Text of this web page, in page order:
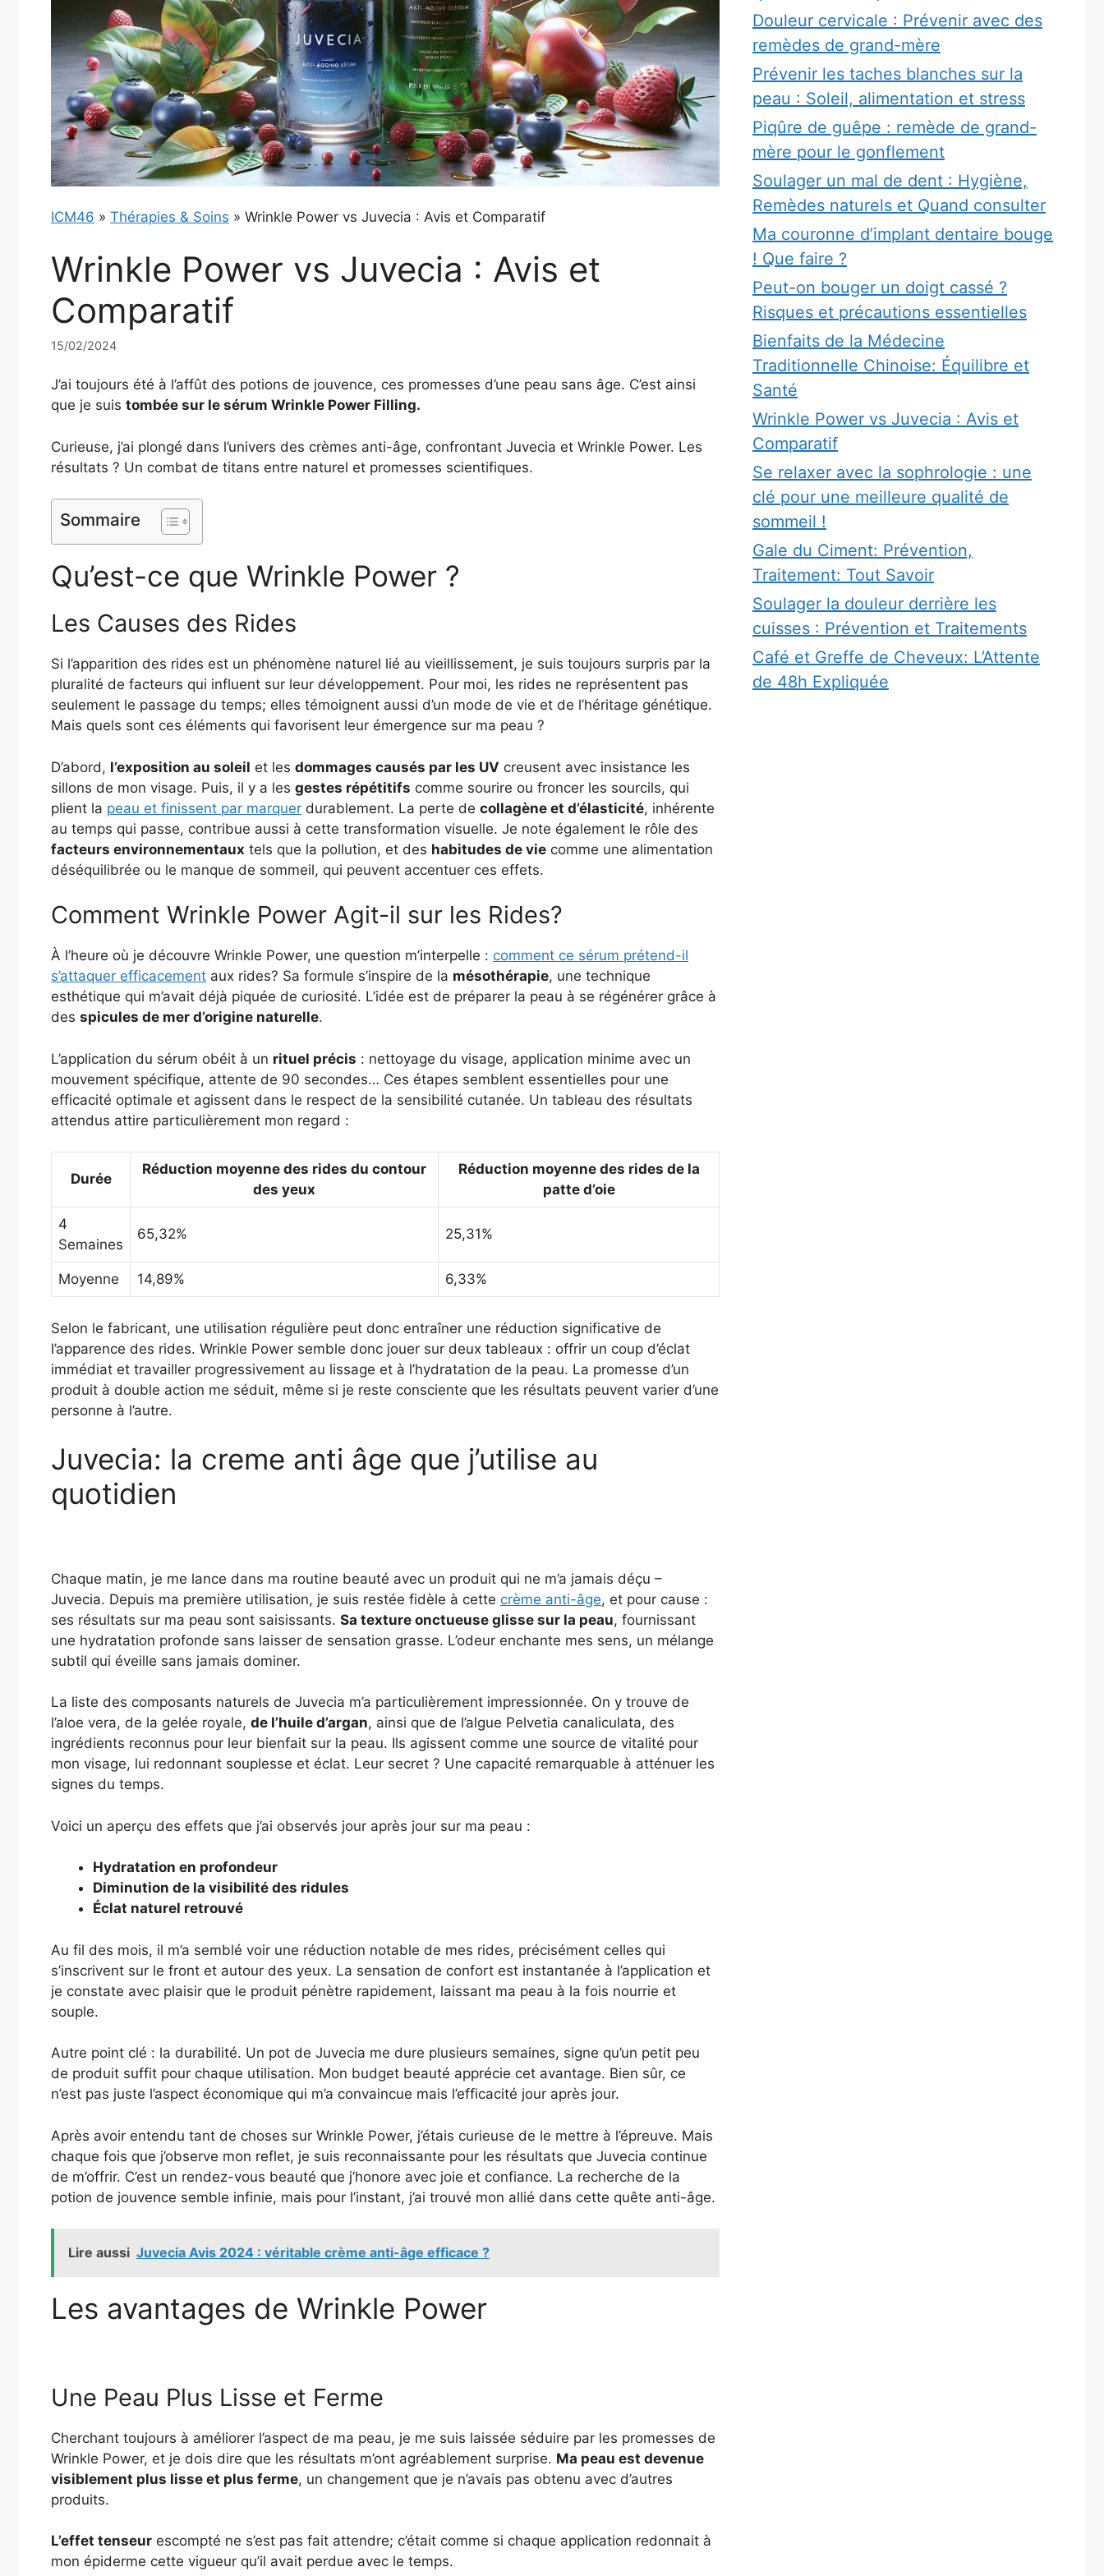
ICM46 » Thérapies & Soins » Wrinkle Power vs Juvecia : Avis et Comparatif
Wrinkle Power vs Juvecia : Avis et
Comparatif
15/02/2024
J’ai toujours été à l’affût des potions de jouvence, ces promesses d’une peau sans âge. C’est ainsi
que je suis tombée sur le sérum Wrinkle Power Filling.
Curieuse, j’ai plongé dans l’univers des crèmes anti-âge, confrontant Juvecia et Wrinkle Power. Les
résultats ? Un combat de titans entre naturel et promesses scientifiques.
Sommaire
Qu’est-ce que Wrinkle Power ?
Les Causes des Rides
Si l’apparition des rides est un phénomène naturel lié au vieillissement, je suis toujours surpris par la
pluralité de facteurs qui influent sur leur développement. Pour moi, les rides ne représentent pas
seulement le passage du temps; elles témoignent aussi d’un mode de vie et de l’héritage génétique.
Mais quels sont ces éléments qui favorisent leur émergence sur ma peau ?
D’abord, l’exposition au soleil et les dommages causés par les UV creusent avec insistance les
sillons de mon visage. Puis, il y a les gestes répétitifs comme sourire ou froncer les sourcils, qui
plient la peau et finissent par marquer durablement. La perte de collagène et d’élasticité, inhérente
au temps qui passe, contribue aussi à cette transformation visuelle. Je note également le rôle des
facteurs environnementaux tels que la pollution, et des habitudes de vie comme une alimentation
déséquilibrée ou le manque de sommeil, qui peuvent accentuer ces effets.
Comment Wrinkle Power Agit-il sur les Rides?
À l’heure où je découvre Wrinkle Power, une question m’interpelle : comment ce sérum prétend-il
s’attaquer efficacement aux rides? Sa formule s’inspire de la mésothérapie, une technique
esthétique qui m’avait déjà piquée de curiosité. L’idée est de préparer la peau à se régénérer grâce à
des spicules de mer d’origine naturelle.
L’application du sérum obéit à un rituel précis : nettoyage du visage, application minime avec un
mouvement spécifique, attente de 90 secondes… Ces étapes semblent essentielles pour une
efficacité optimale et agissent dans le respect de la sensibilité cutanée. Un tableau des résultats
attendus attire particulièrement mon regard :
Durée
Réduction moyenne des rides du contour
des yeux
Réduction moyenne des rides de la
patte d’oie
4
Semaines
65,32% 25,31%
Moyenne 14,89% 6,33%
Selon le fabricant, une utilisation régulière peut donc entraîner une réduction significative de
l’apparence des rides. Wrinkle Power semble donc jouer sur deux tableaux : offrir un coup d’éclat
immédiat et travailler progressivement au lissage et à l’hydratation de la peau. La promesse d’un
produit à double action me séduit, même si je reste consciente que les résultats peuvent varier d’une
personne à l’autre.
Juvecia: la creme anti âge que j’utilise au
quotidien
Chaque matin, je me lance dans ma routine beauté avec un produit qui ne m’a jamais déçu –
Juvecia. Depuis ma première utilisation, je suis restée fidèle à cette crème anti-âge, et pour cause :
ses résultats sur ma peau sont saisissants. Sa texture onctueuse glisse sur la peau, fournissant
une hydratation profonde sans laisser de sensation grasse. L’odeur enchante mes sens, un mélange
subtil qui éveille sans jamais dominer.
La liste des composants naturels de Juvecia m’a particulièrement impressionnée. On y trouve de
l’aloe vera, de la gelée royale, de l’huile d’argan, ainsi que de l’algue Pelvetia canaliculata, des
ingrédients reconnus pour leur bienfait sur la peau. Ils agissent comme une source de vitalité pour
mon visage, lui redonnant souplesse et éclat. Leur secret ? Une capacité remarquable à atténuer les
signes du temps.
Voici un aperçu des effets que j’ai observés jour après jour sur ma peau :
Hydratation en profondeur
Diminution de la visibilité des ridules
Éclat naturel retrouvé
Au fil des mois, il m’a semblé voir une réduction notable de mes rides, précisément celles qui
s’inscrivent sur le front et autour des yeux. La sensation de confort est instantanée à l’application et
je constate avec plaisir que le produit pénètre rapidement, laissant ma peau à la fois nourrie et
souple.
Autre point clé : la durabilité. Un pot de Juvecia me dure plusieurs semaines, signe qu’un petit peu
de produit suffit pour chaque utilisation. Mon budget beauté apprécie cet avantage. Bien sûr, ce
n’est pas juste l’aspect économique qui m’a convaincue mais l’efficacité jour après jour.
Après avoir entendu tant de choses sur Wrinkle Power, j’étais curieuse de le mettre à l’épreuve. Mais
chaque fois que j’observe mon reflet, je suis reconnaissante pour les résultats que Juvecia continue
de m’offrir. C’est un rendez-vous beauté que j’honore avec joie et confiance. La recherche de la
potion de jouvence semble infinie, mais pour l’instant, j’ai trouvé mon allié dans cette quête anti-âge.
Lire aussi Juvecia Avis 2024 : véritable crème anti-âge efficace ?
Les avantages de Wrinkle Power
Une Peau Plus Lisse et Ferme
Cherchant toujours à améliorer l’aspect de ma peau, je me suis laissée séduire par les promesses de
Wrinkle Power, et je dois dire que les résultats m’ont agréablement surprise. Ma peau est devenue
visiblement plus lisse et plus ferme, un changement que je n’avais pas obtenu avec d’autres
produits.
L’effet tenseur escompté ne s’est pas fait attendre; c’était comme si chaque application redonnait à
mon épiderme cette vigueur qu’il avait perdue avec le temps.
Douleur cervicale : Prévenir avec des
remèdes de grand-mère
Prévenir les taches blanches sur la
peau : Soleil, alimentation et stress
Piqûre de guêpe : remède de grand-
mère pour le gonflement
Soulager un mal de dent : Hygiène,
Remèdes naturels et Quand consulter
Ma couronne d’implant dentaire bouge
! Que faire ?
Peut-on bouger un doigt cassé ?
Risques et précautions essentielles
Bienfaits de la Médecine
Traditionnelle Chinoise: Équilibre et
Santé
Wrinkle Power vs Juvecia : Avis et
Comparatif
Se relaxer avec la sophrologie : une
clé pour une meilleure qualité de
sommeil !
Gale du Ciment: Prévention,
Traitement: Tout Savoir
Soulager la douleur derrière les
cuisses : Prévention et Traitements
Café et Greffe de Cheveux: L’Attente
de 48h Expliquée